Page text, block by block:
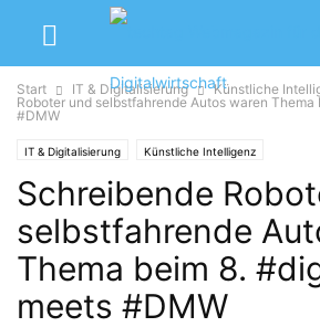
Start IT & Digitalisierung Künstliche
Roboter und selbstfahrende Autos waren Thema
#DMW
IT & Digitalisierung Künstliche Intelligenz
Schreibende
selbstfahrende
Thema beim 8.
meets #DMW